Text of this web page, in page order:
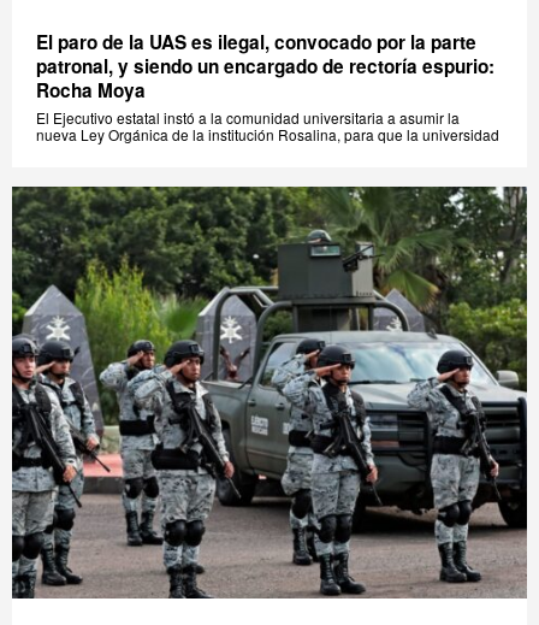
El paro de la UAS es ilegal, convocado por la parte
patronal, y siendo un encargado de rectoría espurio:
Rocha Moya
El Ejecutivo estatal instó a la comunidad universitaria a asumir la
nueva Ley Orgánica de la institución Rosalina, para que la universidad